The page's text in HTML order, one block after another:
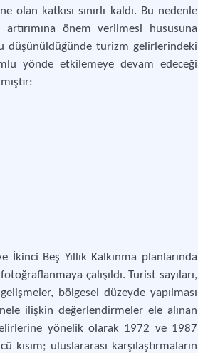
katkısı sınırlı kaldı. Bu nedenle
önem verilmesi hususuna
düşünüldüğünde turizm gelirlerindeki
yönde etkilemeye devam edeceği
Beş Yıllık Kalkınma planlarında
çalışıldı. Turist sayıları,
bölgesel düzeyde yapılması
ilişkin değerlendirmeler ele alınan
yönelik olarak 1972 ve 1987
uluslararası karşılaştırmaların